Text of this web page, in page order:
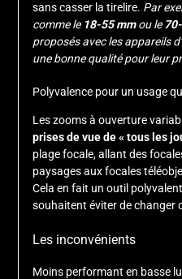
sans casser la tirelire. Par
comme le 18-55 mmou le
proposés avec les appareils
une bonne qualité pour leur
Polyvalence pour un usage
Les zooms à ouverture
prises de vue de « tous les
plage focale, allant des
paysages aux focales
Cela en fait un outil
souhaitent éviter de changer
Les inconvénients
Moins performant en basse